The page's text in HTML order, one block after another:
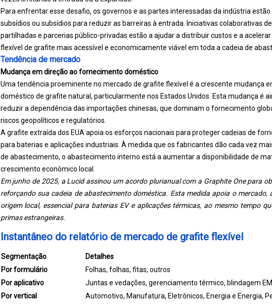
Para enfrentar esse desafio, os governos e as partes interessadas da indústria
subsídios ou subsídios para reduzir as barreiras à entrada. Iniciativas colaborativas
partilhadas e parcerias público-privadas estão a ajudar a distribuir custos e a
flexível de grafite mais acessível e economicamente viável em toda a cadeia de
Tendência de mercado
Mudança em direção ao fornecimento doméstico
Uma tendência proeminente no mercado de grafite flexível é a crescente mudança
doméstico de grafite natural, particularmente nos Estados Unidos. Esta mudança é
reduzir a dependência das importações chinesas, que dominam o fornecimento
riscos geopolíticos e regulatórios.
A grafite extraída dos EUA apoia os esforços nacionais para proteger cadeias de
para baterias e aplicações industriais. À medida que os fabricantes dão cada vez
de abastecimento, o abastecimento interno está a aumentar a disponibilidade de
crescimento económico local.
Em junho de 2025, a Lucid assinou um acordo plurianual com a Graphite One para
reforçando sua cadeia de abastecimento doméstica. Esta medida apoia o
origem local, essencial para baterias EV e aplicações térmicas, ao mesmo tempo
primas estrangeiras.
Instantâneo do relatório de mercado de grafite flexível
Segmentação
Detalhes
Por formulário
Folhas, folhas, fitas, outros
Por aplicativo
Juntas e vedações, gerenciamento térmico, blindagem
Por vertical
Automotivo, Manufatura, Eletrônicos, Energia e Energia,